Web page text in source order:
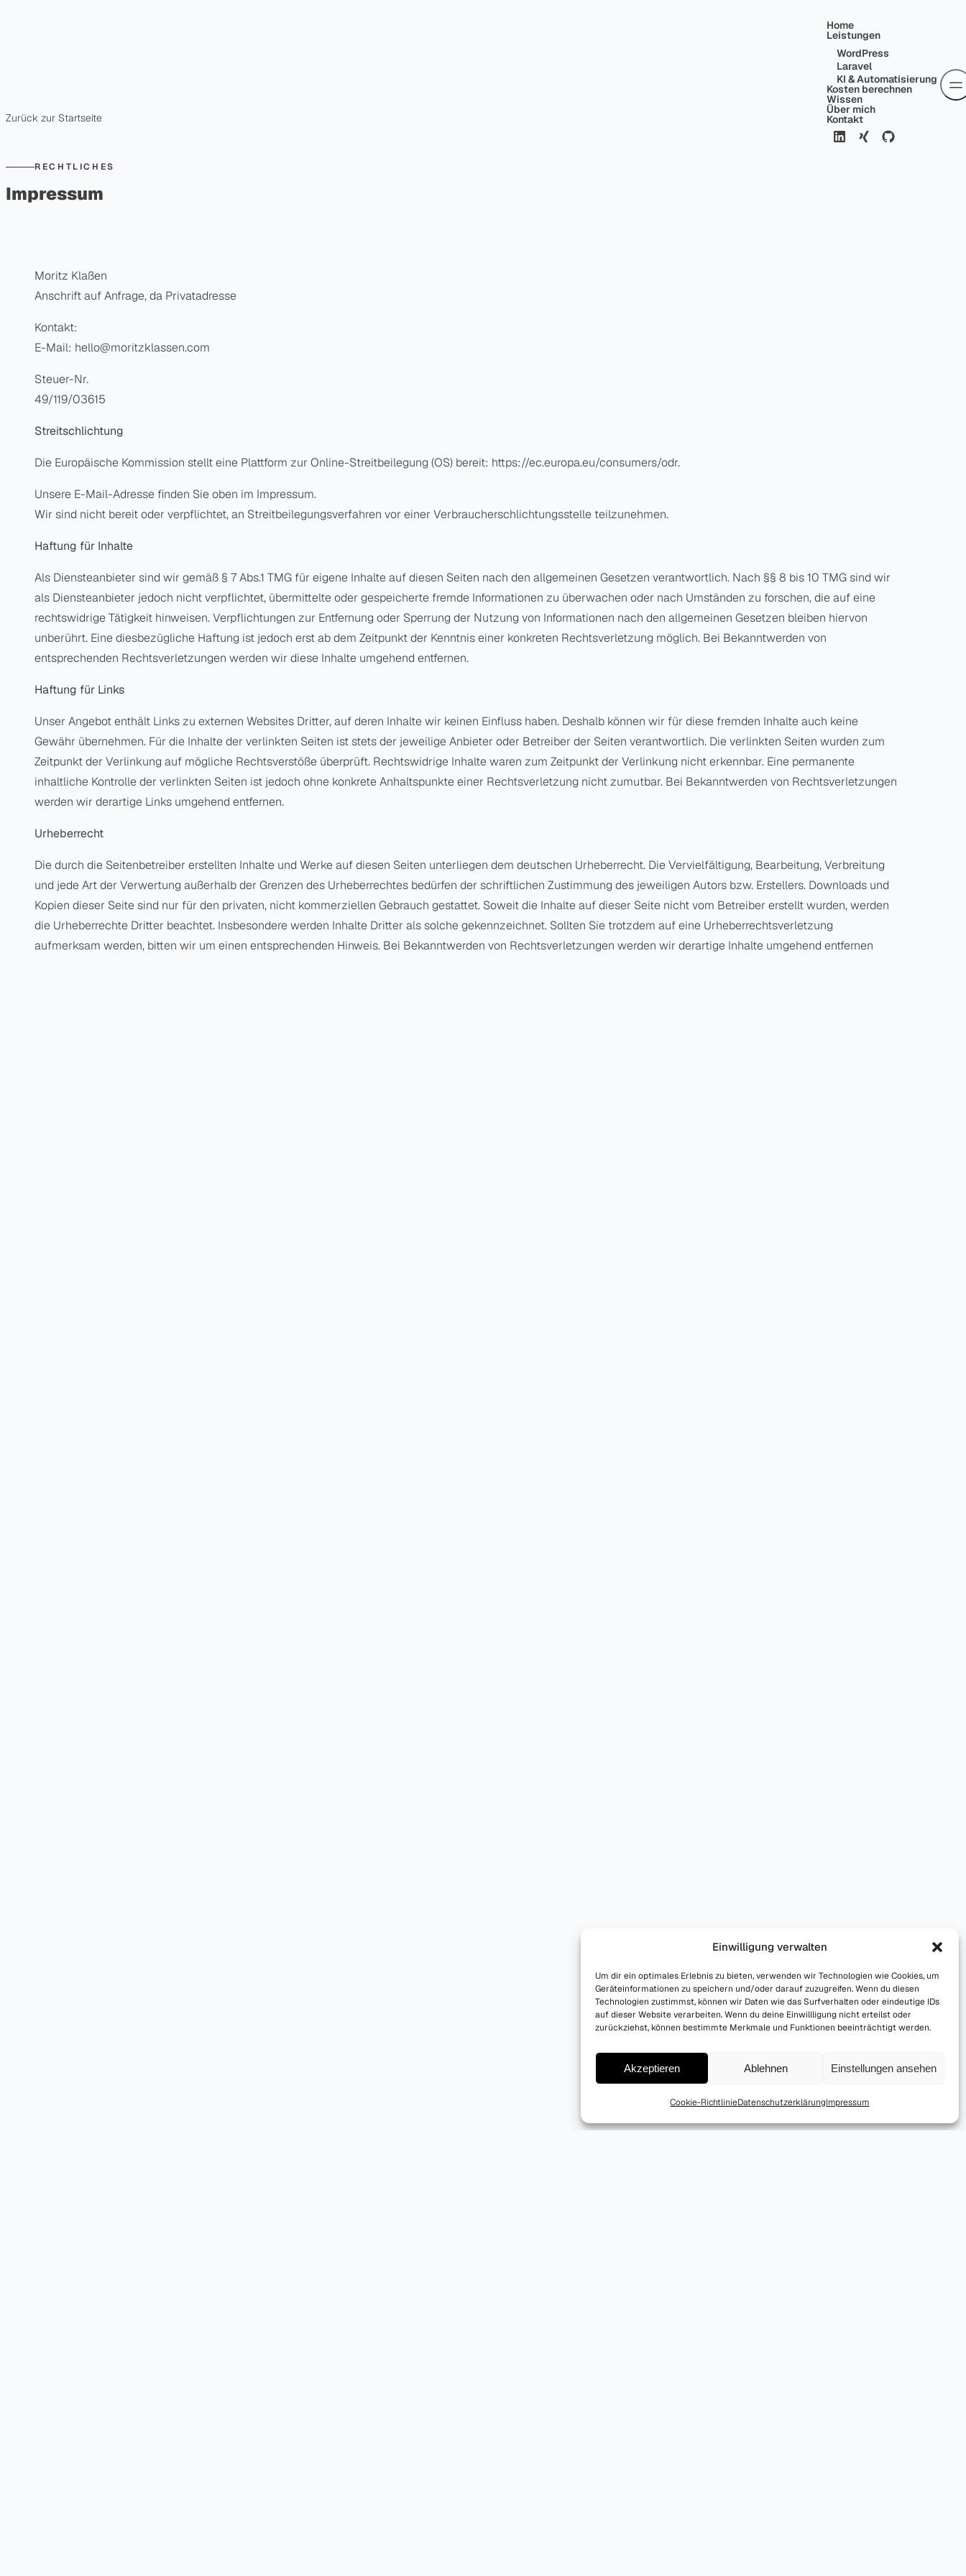
Einwilligung verwalten
Um dir ein optimales Erlebnis zu bieten, verwenden wir Technologien wie Cookies, um
Geräteinformationen zu speichern und/oder darauf zuzugreifen. Wenn du diesen
Technologien zustimmst, können wir Daten wie das Surfverhalten oder eindeutige IDs
auf dieser Website verarbeiten. Wenn du deine Einwillligung nicht erteilst oder
zurückziehst, können bestimmte Merkmale und Funktionen beeinträchtigt werden.
Akzeptieren Ablehnen Einstellungen ansehen
Cookie-RichtlinieDatenschutzerklärungImpressum
Home
Leistungen
WordPress
Laravel
KI & Automatisierung
Kosten berechnen
Wissen
Über mich
Kontakt
Zurück zur Startseite
RECHTLICHES
Impressum
Moritz Klaßen
Anschrift auf Anfrage, da Privatadresse
Kontakt:
E-Mail: hello@moritzklassen.com
Steuer-Nr.
49/119/03615
Streitschlichtung
Die Europäische Kommission stellt eine Plattform zur Online-Streitbeilegung (OS) bereit: https://ec.europa.eu/consumers/odr.
Unsere E-Mail-Adresse finden Sie oben im Impressum.
Wir sind nicht bereit oder verpflichtet, an Streitbeilegungsverfahren vor einer Verbraucherschlichtungsstelle teilzunehmen.
Haftung für Inhalte
Als Diensteanbieter sind wir gemäß § 7 Abs.1 TMG für eigene Inhalte auf diesen Seiten nach den allgemeinen Gesetzen verantwortlich. Nach §§ 8 bis 10 TMG sind wir
als Diensteanbieter jedoch nicht verpflichtet, übermittelte oder gespeicherte fremde Informationen zu überwachen oder nach Umständen zu forschen, die auf eine
rechtswidrige Tätigkeit hinweisen. Verpflichtungen zur Entfernung oder Sperrung der Nutzung von Informationen nach den allgemeinen Gesetzen bleiben hiervon
unberührt. Eine diesbezügliche Haftung ist jedoch erst ab dem Zeitpunkt der Kenntnis einer konkreten Rechtsverletzung möglich. Bei Bekanntwerden von
entsprechenden Rechtsverletzungen werden wir diese Inhalte umgehend entfernen.
Haftung für Links
Unser Angebot enthält Links zu externen Websites Dritter, auf deren Inhalte wir keinen Einfluss haben. Deshalb können wir für diese fremden Inhalte auch keine
Gewähr übernehmen. Für die Inhalte der verlinkten Seiten ist stets der jeweilige Anbieter oder Betreiber der Seiten verantwortlich. Die verlinkten Seiten wurden zum
Zeitpunkt der Verlinkung auf mögliche Rechtsverstöße überprüft. Rechtswidrige Inhalte waren zum Zeitpunkt der Verlinkung nicht erkennbar. Eine permanente
inhaltliche Kontrolle der verlinkten Seiten ist jedoch ohne konkrete Anhaltspunkte einer Rechtsverletzung nicht zumutbar. Bei Bekanntwerden von Rechtsverletzungen
werden wir derartige Links umgehend entfernen.
Urheberrecht
Die durch die Seitenbetreiber erstellten Inhalte und Werke auf diesen Seiten unterliegen dem deutschen Urheberrecht. Die Vervielfältigung, Bearbeitung, Verbreitung
und jede Art der Verwertung außerhalb der Grenzen des Urheberrechtes bedürfen der schriftlichen Zustimmung des jeweiligen Autors bzw. Erstellers. Downloads und
Kopien dieser Seite sind nur für den privaten, nicht kommerziellen Gebrauch gestattet. Soweit die Inhalte auf dieser Seite nicht vom Betreiber erstellt wurden, werden
die Urheberrechte Dritter beachtet. Insbesondere werden Inhalte Dritter als solche gekennzeichnet. Sollten Sie trotzdem auf eine Urheberrechtsverletzung
aufmerksam werden, bitten wir um einen entsprechenden Hinweis. Bei Bekanntwerden von Rechtsverletzungen werden wir derartige Inhalte umgehend entfernen